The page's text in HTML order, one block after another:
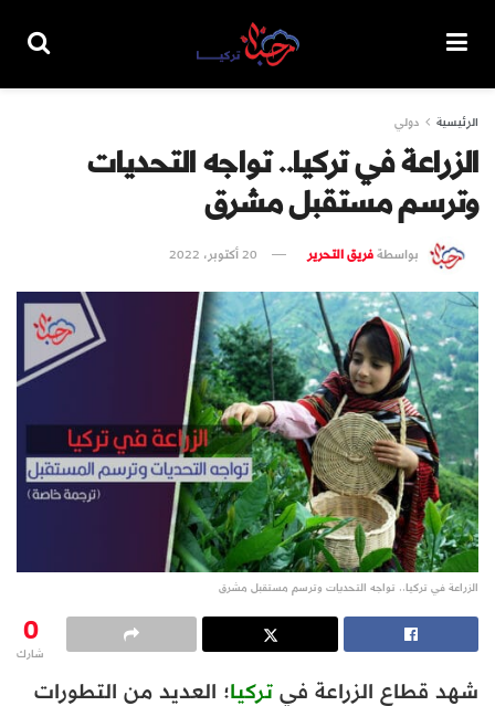
الرئيسية دولي
الزراعة في تركيا.. تواجه التحديات
وترسم مستقبل مشرق
بواسطةفريق التحرير 20 أكتوبر، 2022
الزراعة في تركيا.. تواجه التحديات وترسم مستقبل مشرق
0
شارك
شهد قطاع الزراعة فيتركيا؛ العديد من التطورات